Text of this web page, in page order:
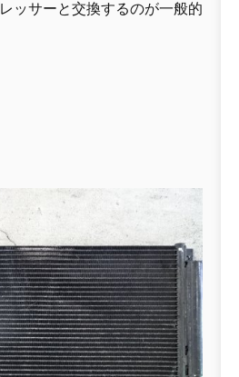
ッサーと交換するのが一般的